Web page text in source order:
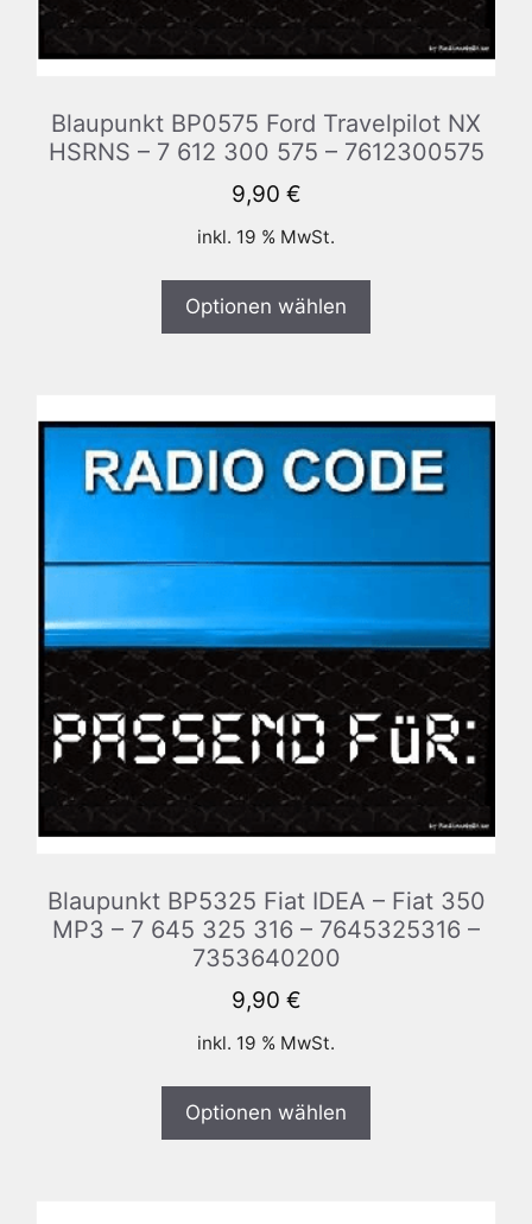
Blaupunkt BP0575 Ford Travelpilot NX
HSRNS – 7 612 300 575 – 7612300575
9,90 €
inkl. 19 % MwSt.
Optionen wählen
Blaupunkt BP5325 Fiat IDEA – Fiat 350
MP3 – 7 645 325 316 – 7645325316 –
7353640200
9,90 €
inkl. 19 % MwSt.
Optionen wählen